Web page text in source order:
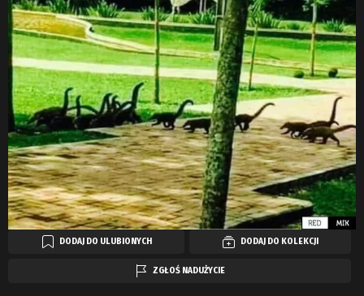
DODAJ DO ULUBIONYCH DODAJ DO KOLEKCJI
ZGŁOŚ NADUŻYCIE